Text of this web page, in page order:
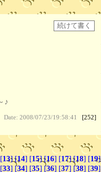
♪
Date: 2008/07/23/19:58:41 [252]
[13] [14] [15] [16] [17] [18] [19]
[33] [34] [35] [36] [37] [38] [39]